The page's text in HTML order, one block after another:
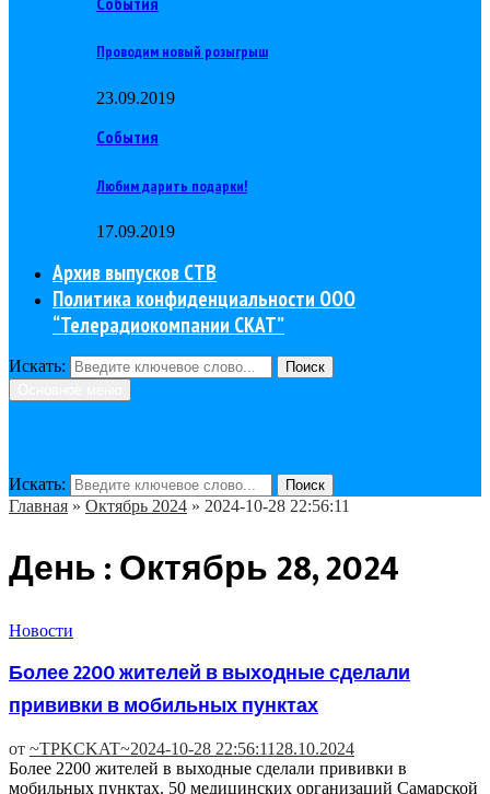
Проводим новый розыгрыш
23.09.2019
События
Любим дарить подарки!
17.09.2019
Архив выпусков СТВ
Политика конфиденциальности ООО
“Телерадиокомпании СКАТ”
Искать:
Поиск
Искать: Поиск
Главная » Октябрь 2024 » 2024-10-28 22:56:11
День : Октябрь 28, 2024
Новости
Более 2200 жителей в выходные сделали
прививки в мобильных пунктах
от ~TPKCKAT~2024-10-28 22:56:11 28.10.2024
Более 2200 жителей в выходные сделали прививки в
мобильных пунктах. 50 медицинских организаций Самарской